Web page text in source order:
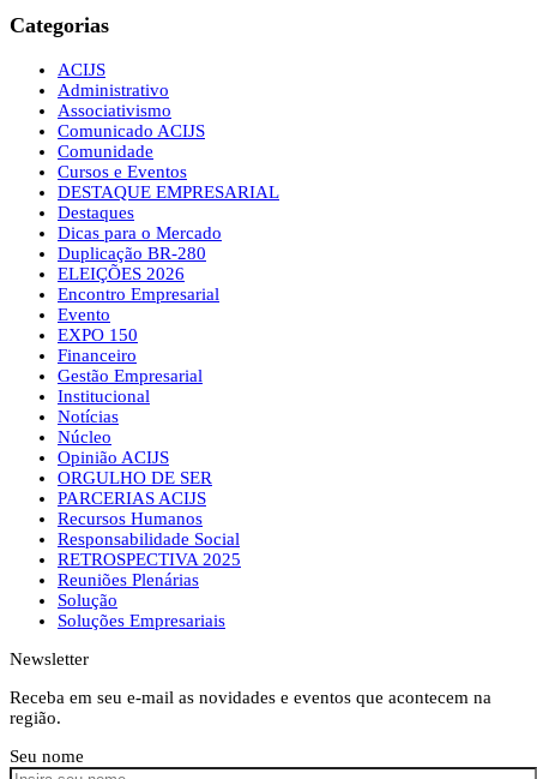
Categorias
ACIJS
Administrativo
Associativismo
Comunicado ACIJS
Comunidade
Cursos e Eventos
DESTAQUE EMPRESARIAL
Destaques
Dicas para o Mercado
Duplicação BR-280
ELEIÇÕES 2026
Encontro Empresarial
Evento
EXPO 150
Financeiro
Gestão Empresarial
Institucional
Notícias
Núcleo
Opinião ACIJS
ORGULHO DE SER
PARCERIAS ACIJS
Recursos Humanos
Responsabilidade Social
RETROSPECTIVA 2025
Reuniões Plenárias
Solução
Soluções Empresariais
Newsletter
Receba em seu e-mail as novidades e eventos que acontecem na
região.
Seu nome